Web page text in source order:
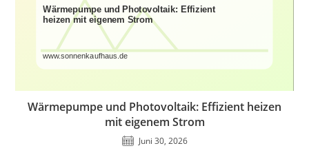
Wärmepumpe und Photovoltaik: Effizient heizen
mit eigenem Strom
Juni 30, 2026